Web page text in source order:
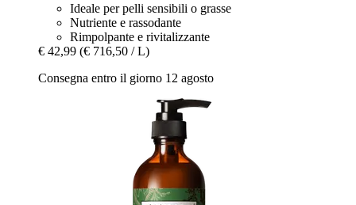
Ideale per pelli sensibili o grasse
Nutriente e rassodante
Rimpolpante e rivitalizzante
€ 42,99 (€ 716,50 / L)
Consegna entro il giorno 12 agosto